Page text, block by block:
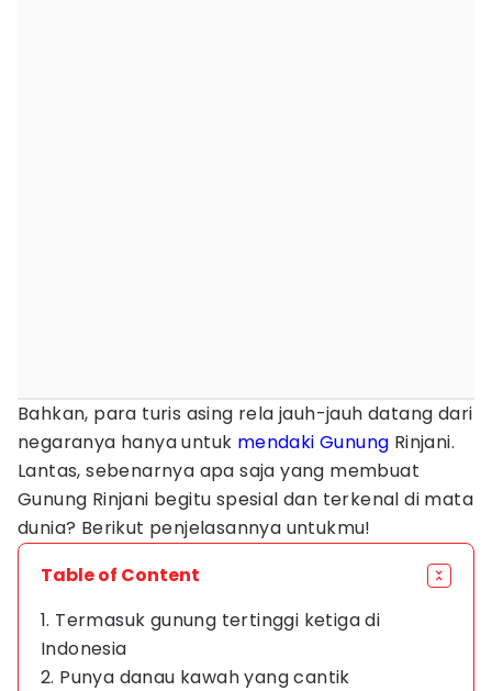
Bahkan, para turis asing rela jauh-jauh datang dari
negaranya hanya untuk mendaki Gunung Rinjani.
Lantas, sebenarnya apa saja yang membuat
Gunung Rinjani begitu spesial dan terkenal di mata
dunia? Berikut penjelasannya untukmu!
Table of Content
1. Termasuk gunung tertinggi ketiga di
Indonesia
2. Punya danau kawah yang cantik